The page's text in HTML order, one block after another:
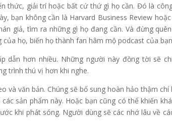
thức, giải trí hoặc bất cứ thứ gì họ cần. Đó là
bạn không cần là Harvard Business Review hoặc
giả, tìm ra những gì họ đang cần. Và đừng
họ, biến họ thành fan hâm mộ podcast của
dẫn hơn nhiều. Những người này đồng tời sẽ
trình thú vị hơn khi nghe.
và văn bản. Chúng sẽ bổ sung hoàn hảo thậm chí
sản phẩm này. Hoặc bạn cũng có thể khiến
khi phát sóng. Người dùng sẽ các nhớ lâu về